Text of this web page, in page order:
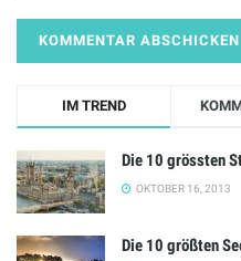
IM TREND
Die 10 grössten
OKTOBER 16, 2013
Die 10 größten